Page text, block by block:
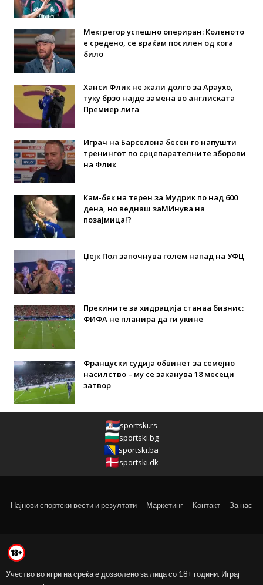
Мекгрегор успешно опериран: Коленото
е средено, се враќам посилен од кога
било
Ханси Флик не жали долго за Араухо,
туку брзо најде замена во англиската
Премиер лига
Играч на Барселона бесен го напушти
тренингот по срцепарателните зборови
на Флик
Кам-бек на терен за Мудрик по над 600
дена, но веднаш заМИнува на
позајмица!?
Џејк Пол започнува голем напад на УФЦ
Прекините за хидрација станаа бизнис:
ФИФА не планира да ги укине
Француски судија обвинет за семејно
насилство – му се заканува 18 месеци
затвор
sportski.rs
sportski.bg
sportski.ba
sportski.dk
Најнови спортски вести и резултати Маркетинг Контакт За нас
Учество во игри на среќа е дозволено за лица со 18+ години. Играј